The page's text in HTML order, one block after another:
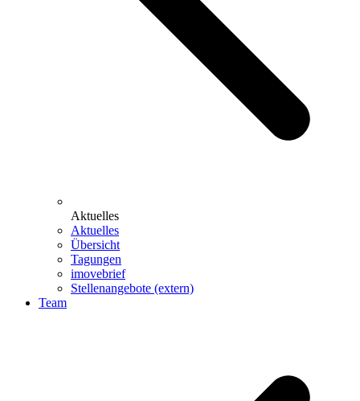
Aktuelles
Aktuelles
Übersicht
Tagungen
imovebrief
Stellenangebote (extern)
Team